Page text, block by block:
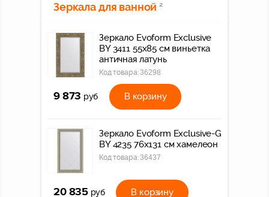
Зеркала для ванной 2
Зеркало Evoform Exclusive
BY 3411 55x85 см виньетка
античная латунь
Код товара:36298
9 873 руб В корзину
Зеркало Evoform Exclusive-G
BY 4235 76x131 см хамелеон
Код товара:36437
20 835 руб В корзину